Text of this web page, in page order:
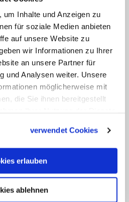
Inhalte und Anzeigen zu
für soziale Medien anbieten
auf unsere Website zu
wir Informationen zu Ihrer
an unsere Partner für
und Analysen weiter. Unsere
möglicherweise mit
die Sie ihnen bereitgestellt
verwendet Cookies
erlauben
ablehnen
so der Beauftragte
gemeinsam schauen,
Part einbringt,
trans, inter oder
Vielfalt. Und Vielfalt
Schöpfung ist gut."
weiter für die
von Frauen in der
ein, fügte der Bischof
wir wenigstens
was vor 50 Jahren